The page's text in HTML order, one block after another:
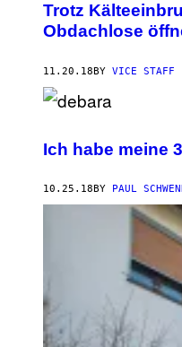
Trotz
Obdachlose
11.20.18BY VICE STAFF
Ich habe meine
10.25.18 BY PAUL